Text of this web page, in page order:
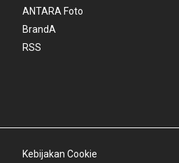
ANTARA Foto
BrandA
RSS
Kebijakan Cookie